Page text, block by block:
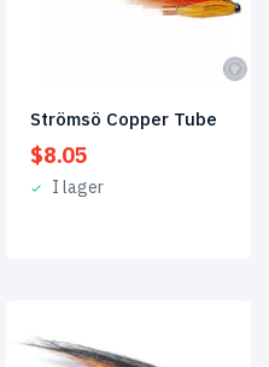
Strömsö Copper Tube
$8.05
I lager